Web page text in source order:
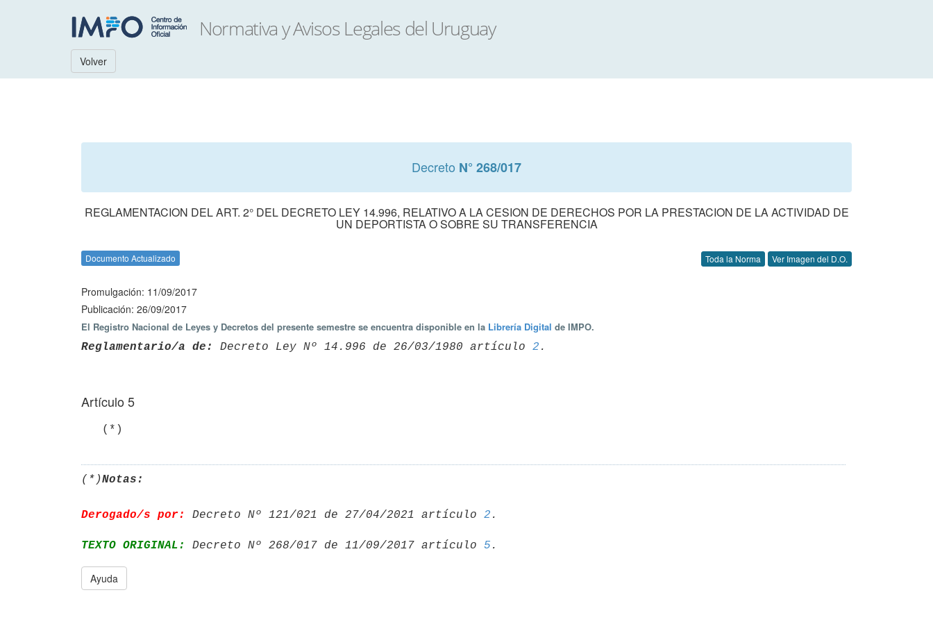
Volver
Decreto N° 268/017
REGLAMENTACION DEL ART. 2° DEL DECRETO LEY 14.996, RELATIVO A LA CESION DE DERECHOS POR LA PRESTACION DE LA ACTIVIDAD DE
UN DEPORTISTA O SOBRE SU TRANSFERENCIA
Documento Actualizado Toda la Norma Ver Imagen del D.O.
Promulgación: 11/09/2017
Publicación: 26/09/2017
El Registro Nacional de Leyes y Decretos del presente semestre se encuentra disponible en la Librería Digital de IMPO.
Reglamentario/a de: Decreto Ley Nº 14.996 de 26/03/1980 artículo 2
Artículo 5
   (*)
(*)Notas:
Derogado/s por: Decreto Nº 121/021 de 27/04/2021 artículo 2
TEXTO ORIGINAL: Decreto Nº 268/017 de 11/09/2017 artículo 5
Ayuda